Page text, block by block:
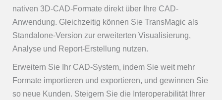
nativen 3D-CAD-Formate direkt über Ihre CAD-
Anwendung. Gleichzeitig können Sie TransMagic als
Standalone-Version zur erweiterten Visualisierung,
Analyse und Report-Erstellung nutzen.
Erweitern Sie Ihr CAD-System, indem Sie weit mehr
Formate importieren und exportieren, und gewinnen Sie
so neue Kunden. Steigern Sie die Interoperabilität Ihrer